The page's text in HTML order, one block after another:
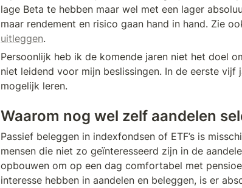
lage Beta te hebben maar wel met een lager
maar rendement en risico gaan hand in hand. Zie
uitleggen.
Persoonlijk heb ik de komende jaren niet het doel
niet leidend voor mijn beslissingen. In de eerste
mogelijk leren.
Waarom nog wel zelf aandelen
Passief beleggen in indexfondsen of ETF’s is
mensen die niet zo geïnteresseerd zijn in de
opbouwen om op een dag comfortabel met
interesse hebben in aandelen en beleggen, is er